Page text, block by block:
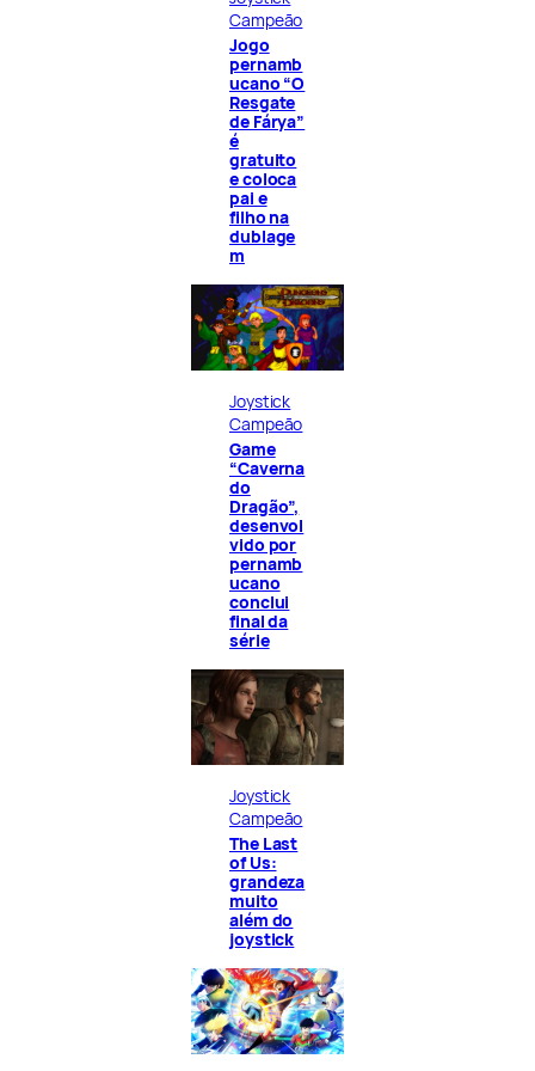
Campeão
Jogo
pernamb
ucano “O
Resgate
de Fárya”
é
gratuito
e coloca
pai e
filho na
dublage
m
Joystick
Campeão
Game
“Caverna
do
Dragão”,
desenvol
vido por
pernamb
ucano
conclui
final da
série
Joystick
Campeão
The Last
of Us:
grandeza
muito
além do
joystick